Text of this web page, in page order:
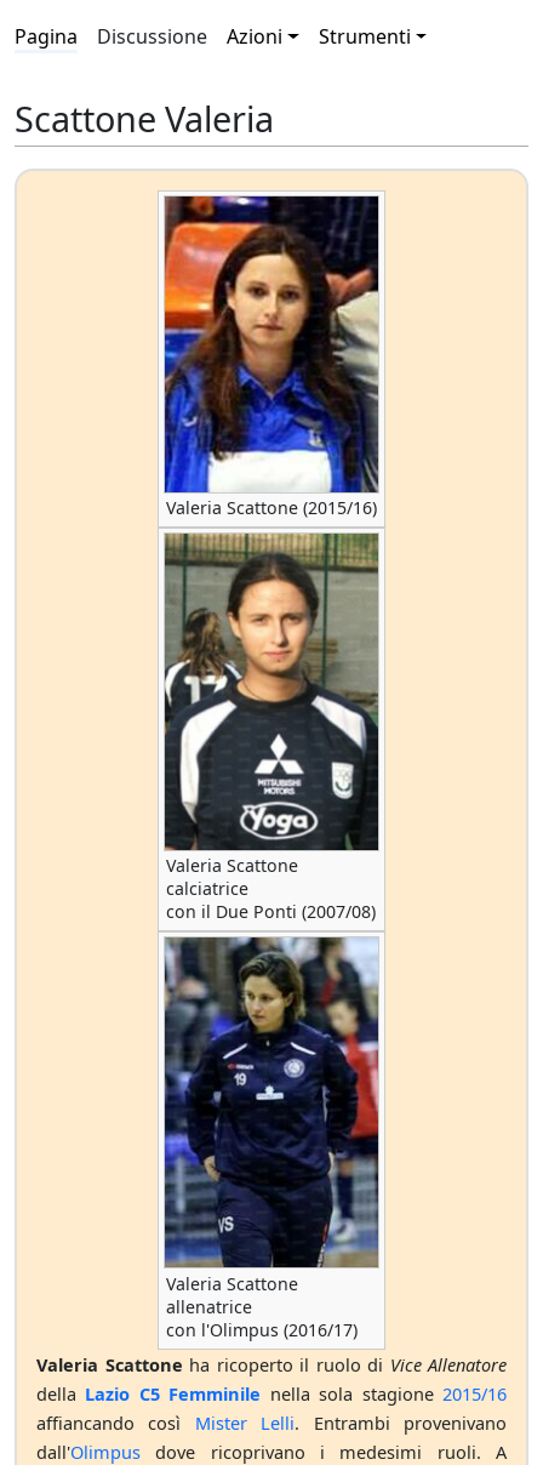
Pagina Discussione Azioni Strumenti
Scattone Valeria
Valeria Scattone (2015/16)
Valeria Scattone
calciatrice
con il Due Ponti (2007/08)
Valeria Scattone
allenatrice
con l'Olimpus (2016/17)
Valeria Scattone ha ricoperto il ruolo di Vice Allenatore
della Lazio C5 Femminile nella sola stagione2015/16
affiancando così Mister Lelli. Entrambi provenivano
dall'Olimpus dove ricoprivano i medesimi ruoli. A